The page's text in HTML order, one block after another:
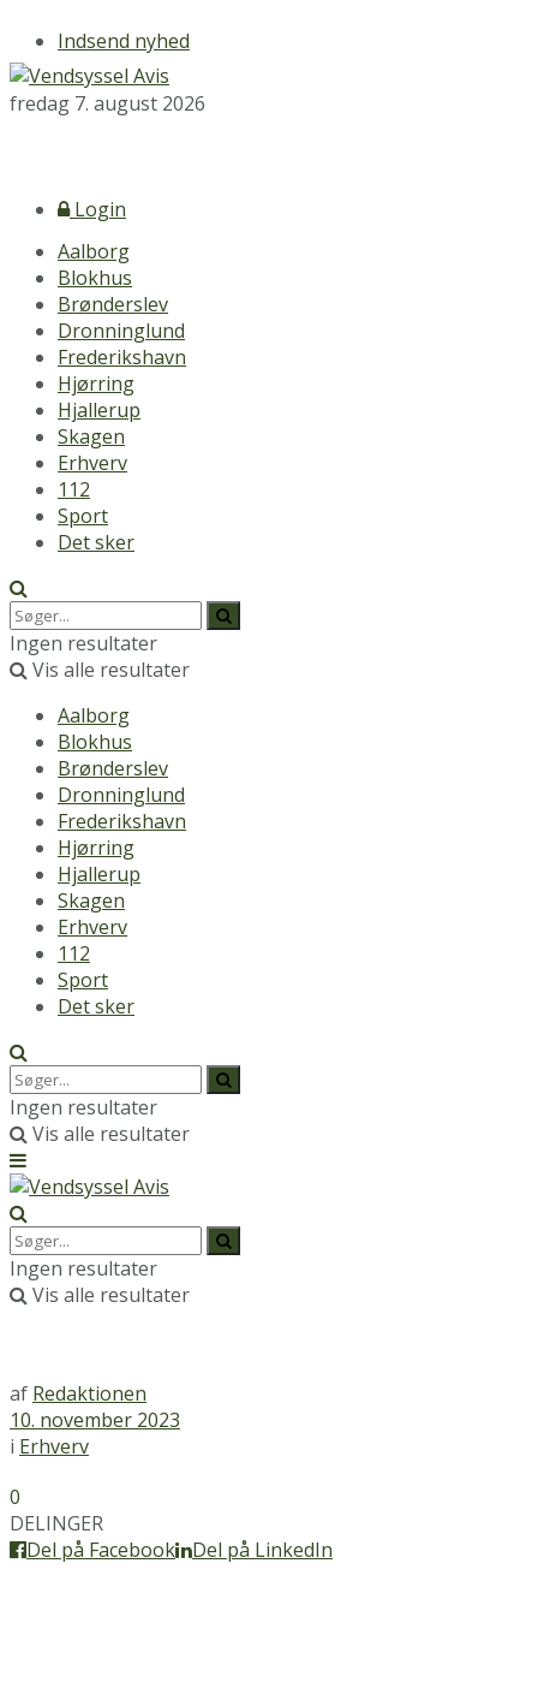
Indsend nyhed
fredag 7. august 2026
Login
Aalborg
Blokhus
Brønderslev
Dronninglund
Frederikshavn
Hjørring
Hjallerup
Skagen
Erhverv
112
Sport
Det sker
Ingen resultater
Vis alle resultater
Aalborg
Blokhus
Brønderslev
Dronninglund
Frederikshavn
Hjørring
Hjallerup
Skagen
Erhverv
112
Sport
Det sker
Ingen resultater
Vis alle resultater
Ingen resultater
Vis alle resultater
af Redaktionen
10. november 2023
i Erhverv
0
DELINGER
Del på Facebook
Del på LinkedIn